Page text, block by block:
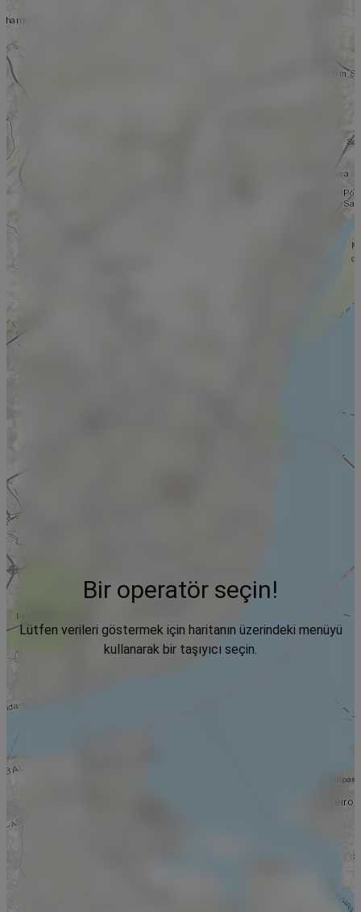
Bir operatör seçin!
Lütfen verileri göstermek için haritanın üzerindeki menüyü
kullanarak bir taşıyıcı seçin.